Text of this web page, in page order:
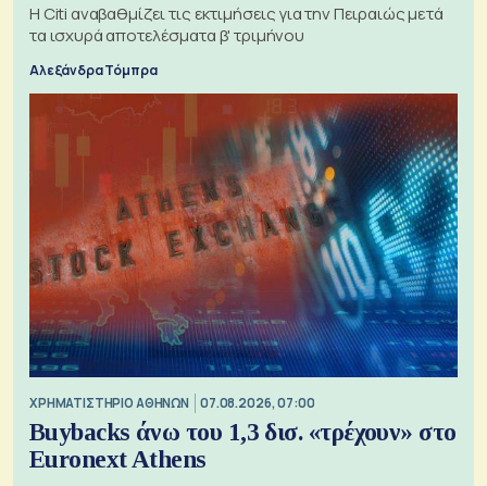
Η Citi αναβαθμίζει τις εκτιμήσεις για την Πειραιώς μετά
τα ισχυρά αποτελέσματα β' τριμήνου
Αλεξάνδρα Τόμπρα
XΡΗΜΑΤΙΣΤΗΡΙΟ ΑΘΗΝΩΝ 07.08.2026, 07:00
Buybacks άνω του 1,3 δισ. «τρέχουν» στο
Euronext Athens